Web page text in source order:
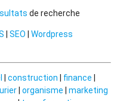
de recherche
SEO Wordpress
construction finance
organisme
marketing